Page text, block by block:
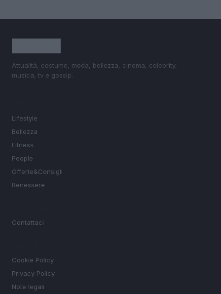
Attualità, costume, moda, bellezza, cinema, celebrity,
musica, tv e gossip.
Lifestyle
Bellezza
Fitness
People
Offerte&Consigli
Benessere
Contattaci
Cookie Policy
Privacy Policy
Note legali